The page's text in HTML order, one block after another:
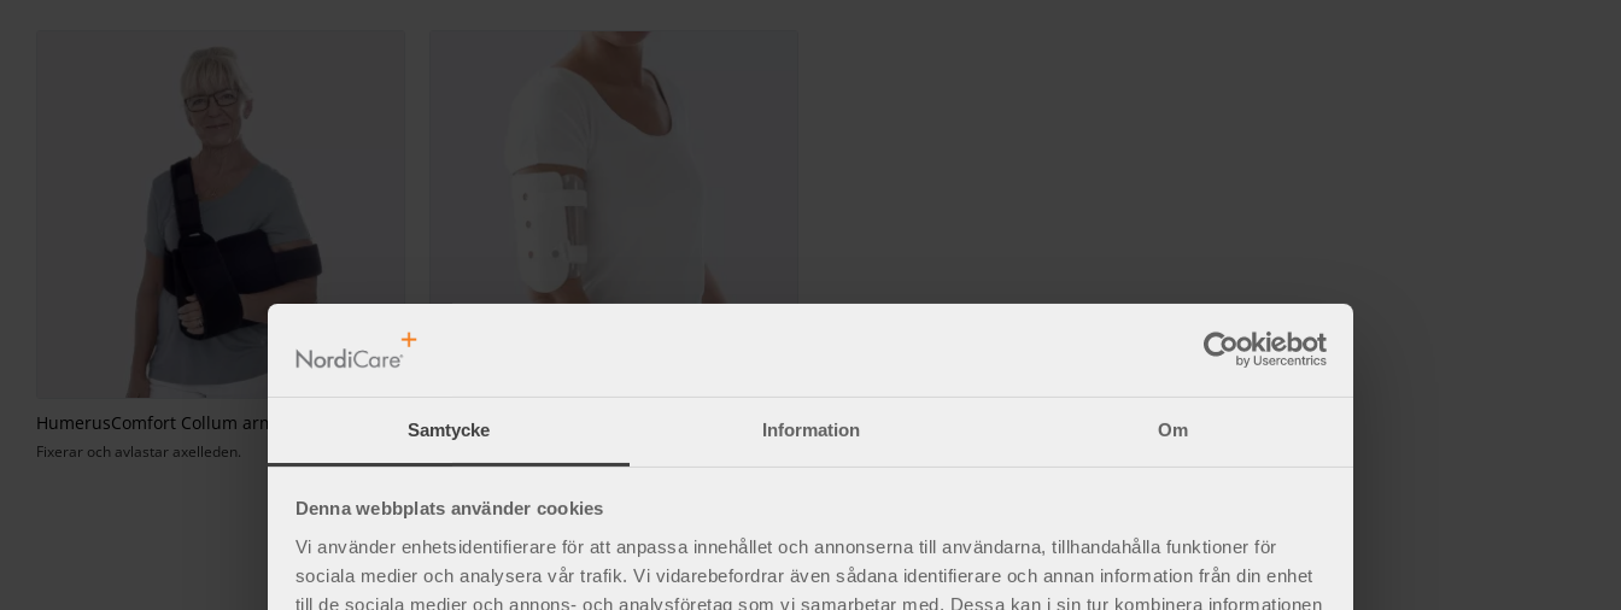
Samtycke Information Om
Denna webbplats använder cookies
Vi använder enhetsidentifierare för att anpassa innehållet och annonserna till användarna, tillhandahålla funktioner för
sociala medier och analysera vår trafik. Vi vidarebefordrar även sådana identifierare och annan information från din enhet
till de sociala medier och annons- och analysföretag som vi samarbetar med. Dessa kan i sin tur kombinera informationen
HumerusComfort Collum armslinga
Fixerar och avlastar axelleden.
HumerusStabil Kort frakturortos